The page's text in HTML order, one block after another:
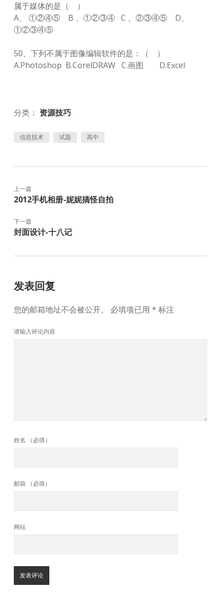
属于媒体的是（ ）
A、 ①②④⑤ B 、①②③④ C 、②③④⑤ D、
①②③④⑤
50、下列不属于图像编辑软件的是：（ ）
A.Photoshop B.CorelDRAW C.画图 D.Excel
分类： 资源技巧
信息技术 试题 高中
上一篇
2012手机相册-妮妮搞怪自拍
下一篇
封面设计-十八记
发表回复
您的邮箱地址不会被公开。 必填项已用 * 标注
请输入评论内容
姓名 （必填）
邮箱 （必填）
网站